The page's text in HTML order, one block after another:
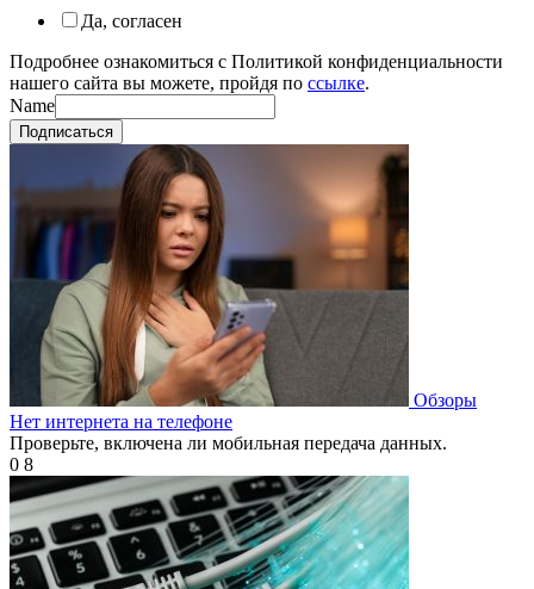
Да, согласен
Подробнее ознакомиться с Политикой конфиденциальности
нашего сайта вы можете, пройдя по ссылке.
Name
Подписаться
Обзоры
Нет интернета на телефоне
Проверьте, включена ли мобильная передача данных.
0 8